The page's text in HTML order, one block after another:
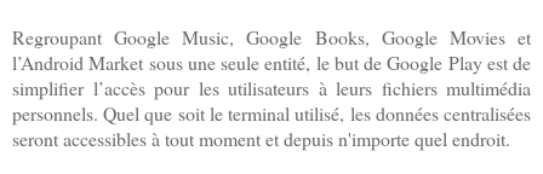
Regroupant Google Music, Google Books, Google Movies et
l’Android Market sous une seule entité, le but de Google Play est de
simplifier l’accès pour les utilisateurs à leurs fichiers multimédia
personnels. Quel que soit le terminal utilisé, les données centralisées
seront accessibles à tout moment et depuis n'importe quel endroit.